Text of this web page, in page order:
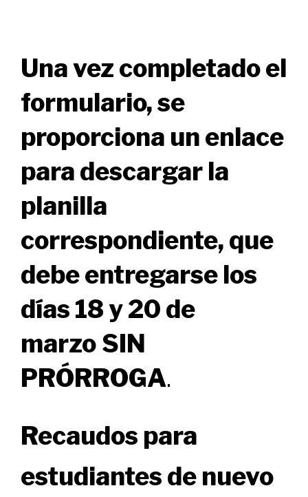
Una vez completado el
formulario, se
proporciona un enlace
para descargar la
planilla
correspondiente, que
debe entregarse los
días 18 y 20 de
marzo SIN
PRÓRROGA.
Recaudos para
estudiantes de nuevo